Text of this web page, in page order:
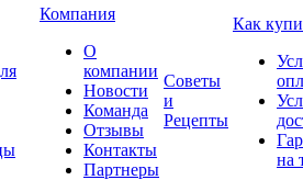
Компания
О
компании
Новости
Команда
Отзывы
Контакты
Партнеры
Советы
и
Рецепты
Как
на